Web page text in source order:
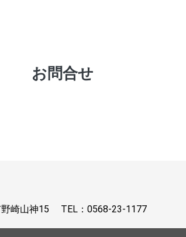
お問合せ
野崎山神15 TEL： 0568-23-1177